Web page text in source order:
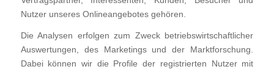
Nutzer unseres Onlineangebotes gehören.
Die Analysen erfolgen zum Zweck betriebswirtschaftlicher
Auswertungen, des Marketings und der Marktforschung.
Dabei können wir die Profile der registrierten Nutzer mit